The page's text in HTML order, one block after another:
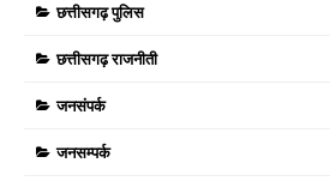
छत्तीसगढ़ पुलिस
छत्तीसगढ़ राजनीती
जनसंपर्क
जनसम्पर्क